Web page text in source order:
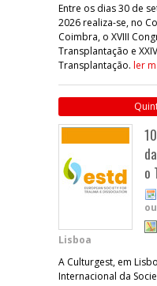
Entre os dias 30 de
2026 realiza-se, no
Coimbra, o XVIII
Transplantação e
Transplantação. ler
o
Lisboa
A Culturgest, em
Internacional da